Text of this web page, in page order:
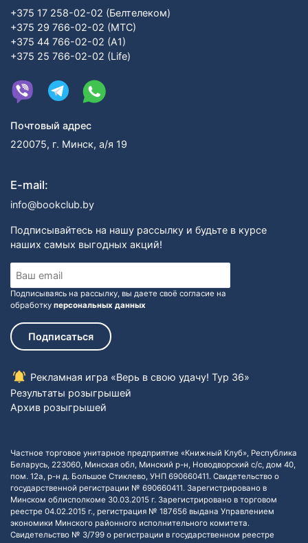
+375 17 258-02-02 (Белтелеком)
+375 29 766-02-02 (МТС)
+375 44 766-02-02 (А1)
+375 25 766-02-02 (Life)
Почтовый адрес
220075, г. Минск, а/я 19
E-mail:
info@bookclub.by
Подписывайтесь на нашу рассылку и будьте в курсе
наших самых выгодных акций!
Подписываясь на рассылку, вы даете своё согласие на
обработку персональных данных
Подписаться
Рекламная игра «Верь в свою удачу! Тур 36»
Результаты розыгрышей
Архив розыгрышей
Частное торговое унитарное предприятие «Книжный Клуб», Республика
Беларусь, 223060, Минская обл, Минский р-н, Новодворский с/с, дом 40,
пом. 12а, р-н д. Большое Стиклево, УНП 690660411. Свидетельство о
государственной регистрации № 690660411. Зарегистрировано в
Минском облисполкоме 30.03.2015 г. Зарегистрировано в торговом
реестре 04.02.2015 г., регистрация № 187656 выдана Управлением
экономики Минского районного исполнительного комитета.
Свидетельство № 3/799 о регистрации в государственном реестре